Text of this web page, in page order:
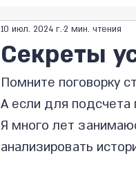
Секреты
10 июл. 2024 г. 2 мин. чтения
Помните поговорку
А если для подсчета
Я много лет
анализировать